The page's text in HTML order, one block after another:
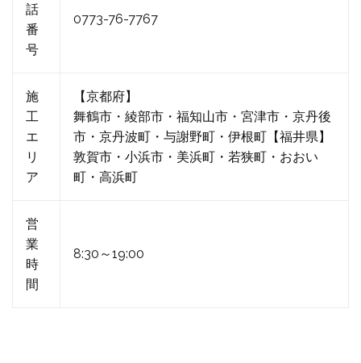
話
番
号
0773-76-7767
施
工
エ
リ
ア
【京都府】
舞鶴市・綾部市・福知山市・宮津市・京丹後
市・京丹波町・与謝野町・伊根町【福井県】
敦賀市・小浜市・美浜町・若狭町・おおい
町・高浜町
営
業
時
間
8:30～19:00